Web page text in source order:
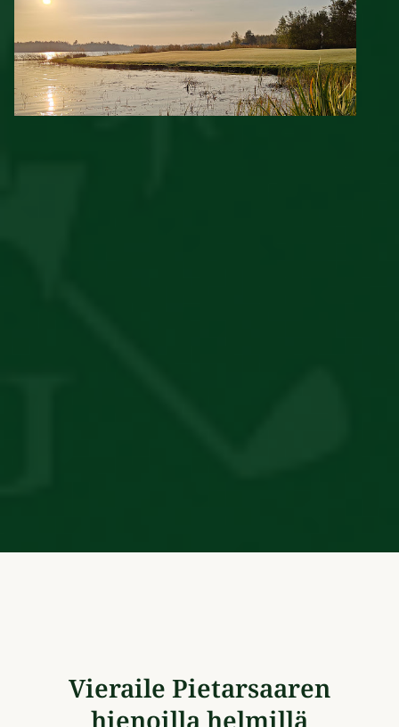
Vieraile Pietarsaaren